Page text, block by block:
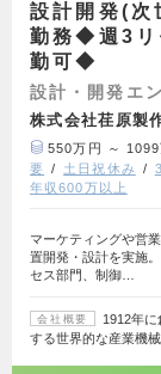
設計開発(
勤務◆週3リ
勤可◆
設計・開発エ
株式会社荏原製
550万円 ～ 1099
要
土日祝休み
年収600万以上
マーケティングや営
置開発・設計を実施
セス部門、制御…
会社概要
1912年
する世界的な産業機